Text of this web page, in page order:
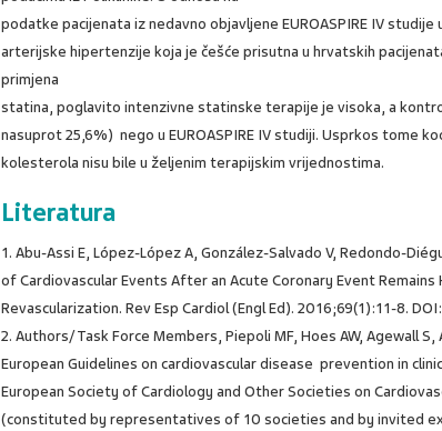
podatke pacijenata iz nedavno objavljene EUROASPIRE IV
arterijske hipertenzije koja je češće prisutna u hrvatskih
primjena
statina, poglavito intenzivne statinske terapije je visoka, a
nasuprot 25,6%) nego u EUROASPIRE IV studiji. Usprkos tome
kolesterola nisu bile u željenim terapijskim vrijednostima.
Literatura
1. Abu-Assi E, López-López A, González-Salvado V, Redondo-
of Cardiovascular Events After an Acute Coronary Event
Revascularization. Rev Esp Cardiol (Engl Ed). 2016;69(1):11-8.
2. Authors/Task Force Members, Piepoli MF, Hoes AW, Agewall
European Guidelines on cardiovascular disease prevention in
European Society of Cardiology and Other Societies on
(constituted by representatives of 10 societies and by invited